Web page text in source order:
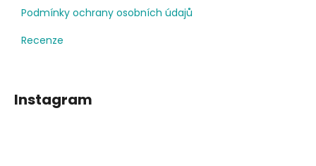
Podmínky ochrany osobních údajů
Recenze
Instagram